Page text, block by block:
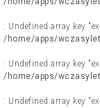
: Undefined array key
/home/apps/
: Undefined array key
/home/apps/
: Undefined array key